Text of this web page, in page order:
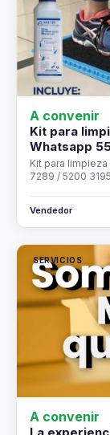
A convenir
Kit para
Whatsapp
Kit para
7289 / 5200 3195
Vendedor
SERVICIOS
A convenir